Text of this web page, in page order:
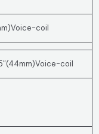
coil
coil